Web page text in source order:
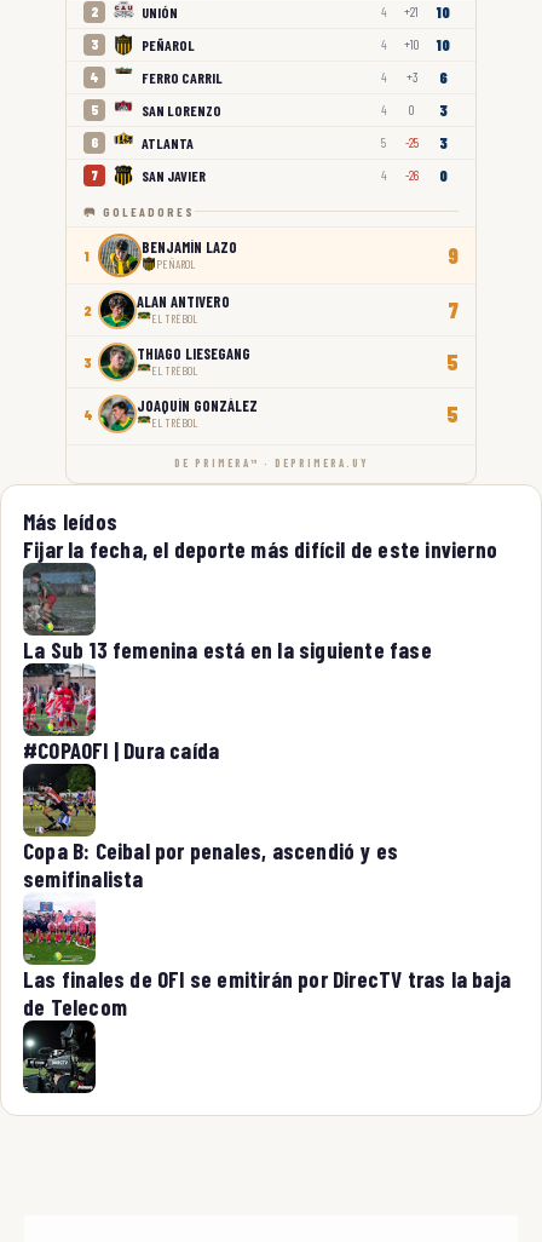
2 UNIÓN 4 +21 10
3 PEÑAROL 4 +10 10
4 FERRO CARRIL 4 +3 6
5 SAN LORENZO 4 0 3
6 ATLANTA 5 -25 3
7 SAN JAVIER 4 -26 0
🥅 GOLEADORES
1 BENJAMÍN LAZO
PEÑAROL 9
2 ALAN ANTIVERO
EL TRÉBOL 7
3 THIAGO LIESEGANG
EL TRÉBOL 5
4 JOAQUÍN GONZÁLEZ
EL TRÉBOL 5
DE PRIMERA™ · DEPRIMERA.UY
Más leídos
Fijar la fecha, el deporte más difícil de este invierno
La Sub 13 femenina está en la siguiente fase
#COPAOFI | Dura caída
Copa B: Ceibal por penales, ascendió y es
semifinalista
Las finales de OFI se emitirán por DirecTV tras la baja
de Telecom